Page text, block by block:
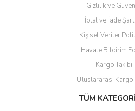
Gizlilik ve
İptal ve İade
Kişisel Veriler
Havale Bildirim
Kargo Takibi
Uluslararası Kargo
TÜM